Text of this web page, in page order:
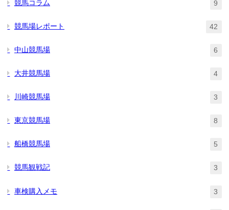
競馬コラム 9
競馬場レポート 42
中山競馬場 6
大井競馬場 4
川崎競馬場 3
東京競馬場 8
船橋競馬場 5
競馬観戦記 3
車検購入メモ 3